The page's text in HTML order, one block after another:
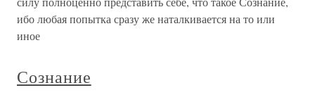
ибо любая попытка сразу же наталкивается на то или
иное
Сознание